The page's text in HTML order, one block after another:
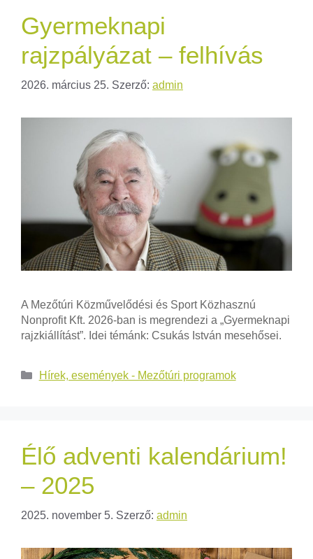
Gyermeknapi
rajzpályázat – felhívás
2026. március 25. Szerző: admin
A Mezőtúri Közművelődési és Sport Közhasznú
Nonprofit Kft. 2026-ban is megrendezi a „Gyermeknapi
rajzkiállítást”. Idei témánk: Csukás István mesehősei.
Hírek, események - Mezőtúri programok
Élő adventi kalendárium!
– 2025
2025. november 5. Szerző: admin